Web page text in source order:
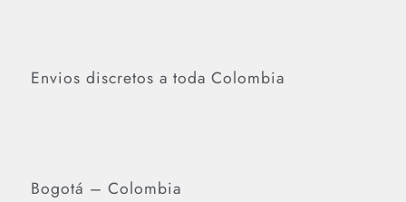
Envios discretos a toda Colombia
Bogotá – Colombia